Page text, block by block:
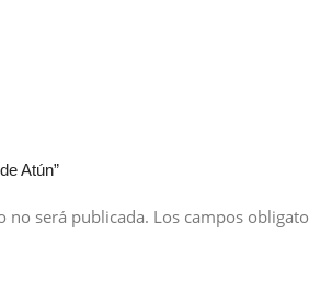
Atún”
no será publicada. Los campos